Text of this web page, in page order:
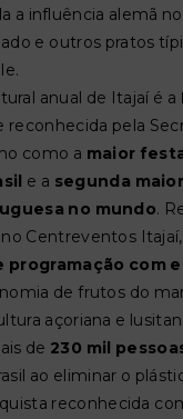
a influência alemã
e outros pratos
anual de Itajaí é a
reconhecida pela
como a maior
e a segunda
no mundo.
Centreventos
programação com
de frutos do
açoriana e
de 230 mil
ao eliminar o
reconhecida